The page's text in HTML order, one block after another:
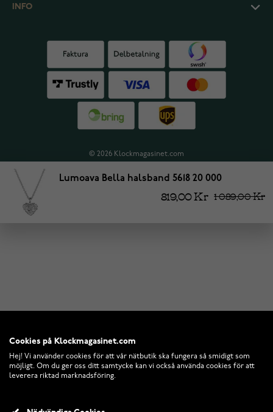
INFO
© 2026 Klockmagasinet.com
Lumoava Bella halsband 5618 20 000
819,00 Kr 1 089,00 Kr
Cookies på Klockmagasinet.com
Hej! Vi använder cookies för att vår nätbutik ska fungera så smidigt som
möjligt. Om du ger oss ditt samtycke kan vi också använda cookies för att
leverera riktad marknadsföring.